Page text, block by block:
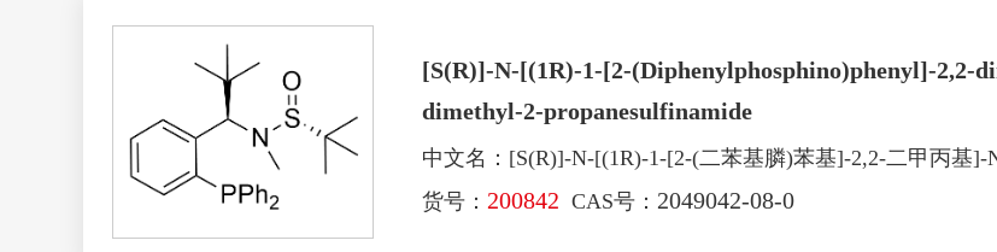
[S(R)]-N-[(1R)-1-[2-(Diphenylphosphino)phenyl]-2,2-
dimethyl-2-propanesulfinamide
中文名：[S(R)]-N-[(1R)-1-[2-(二苯基膦)苯基]-2,2-二甲丙基
货号： 200842 CAS号： 2049042-08-0